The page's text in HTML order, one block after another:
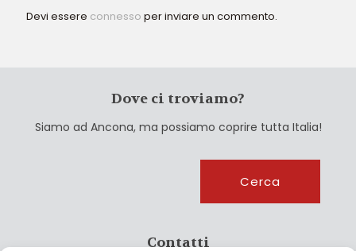
Devi essere connesso per inviare un commento.
Dove ci troviamo?
Siamo ad Ancona, ma possiamo coprire tutta Italia!
Cerca
Contatti